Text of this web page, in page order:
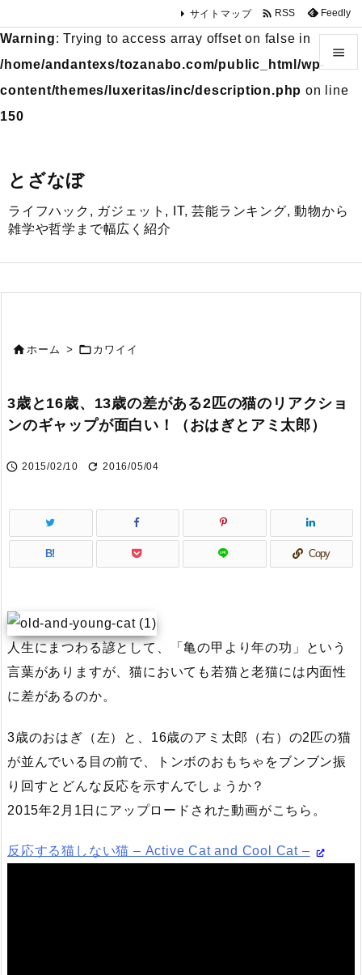
Warning: Trying to access array offset on false in
/home/andantexs/tozanabo.com/public_html/wp-
content/themes/luxeritas/inc/description.php on line
150
とざなぼ
ライフハック, ガジェット, IT, 芸能ランキング, 動物から
雑学や哲学まで幅広く紹介


前へ
サイトマップ  RSS Feedly
ホーム >  カワイイ
3歳と16歳、13歳の差がある2匹の猫のリアクショ
ンのギャップが面白い！（おはぎとアミ太郎）
 2015/02/10  2016/05/04
B! Copy
人生にまつわる諺として、 亀の甲より年の功
という
言葉がありますが、猫においても若猫と老猫には内面性
に差があるのか。
3歳のおはぎ（左）と、16歳のアミ太郎（右）の2匹の猫
が並んでいる目の前で、トンボのおもちゃをブンブン振
り回すとどんな反応を示すんでしょうか？
2015年2月1日にアップロードされた動画がこちら。
反応する猫しない猫 – Active Cat and Cool Cat –